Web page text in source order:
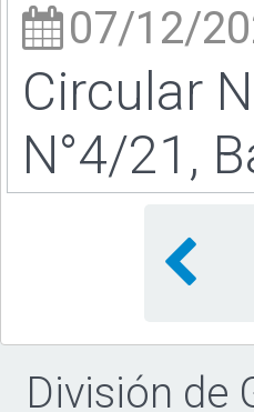
07/12/
Circular
N°4/21,
División de